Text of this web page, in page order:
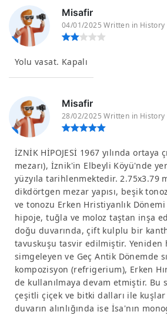
Misafir
04/01/2025 Written in History
Yolu vasat. Kapalı
Misafir
28/02/2025 Written in History
İZNİK HİPOJESİ 1967 yılında ortaya
mezarı), İznik'in Elbeyli Köyü'nde
yüzyıla tarihlenmektedir. 2.75x3.79
dikdörtgen mezar yapısı, beşik
ve tonozu Erken Hristiyanlık
hipoje, tuğla ve moloz taştan inşa
doğu duvarında, çift kulplu bir
tavuskuşu tasvir edilmiştir. Yeniden
simgeleyen ve Geç Antik Dönemde
kompozisyon (refrigerium), Erken
de kullanılmaya devam etmiştir. Bu
çeşitli çiçek ve bitki dalları ile
duvarın alınlığında ise İsa'nın